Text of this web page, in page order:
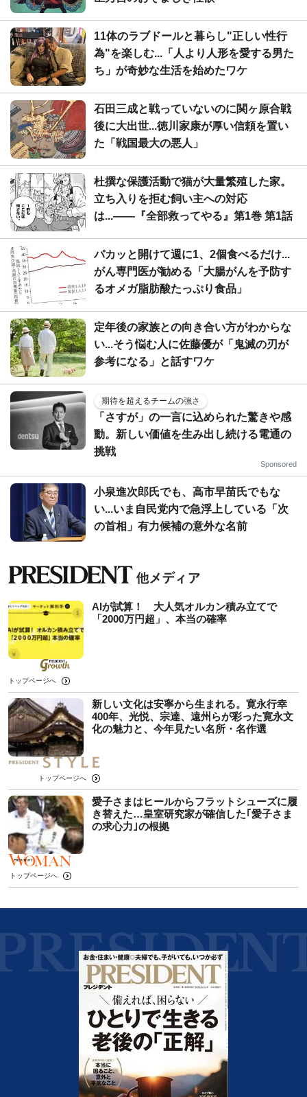
11体のラブドールと暮らし"正しい性行
為"を楽しむ...「人より人形を愛する男た
ち」が奇妙な生活を始めたワケ
石田三成と戦っていないのに関ヶ原合戦
後に大出世...徳川家康が厚い信頼を置い
た「戦国最大の悪人」
杜撰な保護活動で猫が大量繁殖した家。
立ち入りを拒む飼い主への対応
は...――『全部救ってやる』第1巻 第1話
パカッと開けて週に1、2個食べるだけ...
がん専門医が勧める「大腸がんを予防す
るオメガ脂肪酸たっぷり食品」
定年後の家族との向き合い方がわからな
い...そう悩む人に佐藤優が「鬼滅の刃が
参考になる」と話すワケ
期待を超えるチームの強さ
「さすが」の一言に込められた驚きや感
動。新しい価値を生み出し続ける電通の
挑戦
Sponsored
小泉進次郎氏でも、高市早苗氏でもな
い...いま自民党内で急浮上している「次
の首相」有力候補の意外な名前
AIが試算！ 大人気オルカン積み立てで
「2000万円超」、本当の確率
トップページへ
新しい文化は安寧から生まれる。寛永行幸
400年、光悦、宗達、遠州らが彩った寛永文
化の魅力と、今年見たい名所・名作選
トップページへ
愛子さまはヒールからフラットシューズに履
き替えた…皇室研究家が確信した｢愛子さま
の求心力｣の根拠
トップページへ